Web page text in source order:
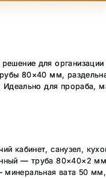
для
80×40 мм,
Идеально для прораба,
кабинет, санузел,
— труба 80×40×2
минеральная вата 50